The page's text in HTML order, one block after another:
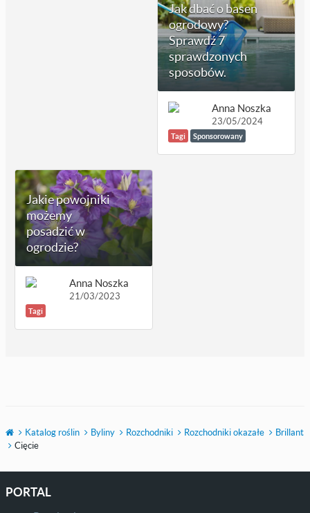
Jak dbać o basen
ogrodowy?
Sprawdź 7
sprawdzonych
sposobów.
Anna Noszka
23/05/2024
Tagi Sponsorowany
Jakie powojniki
możemy
posadzić w
ogrodzie?
Anna Noszka
21/03/2023
Tagi
Katalog roślin Byliny Rozchodniki Rozchodniki okazałe
Brillant
Cięcie
PORTAL